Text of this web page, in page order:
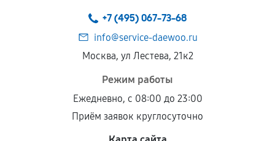
При этом гарантия на сами комплектующие
продавца. За качество сторонних деталей
сервисный центр ответственности не несет.
+7 (495) 067-73-68
info@service-daewoo.ru
Москва, ул Лестева, 21к2
Режим работы
Ежедневно, с 08:00 до 23:00
Приём заявок круглосуточно